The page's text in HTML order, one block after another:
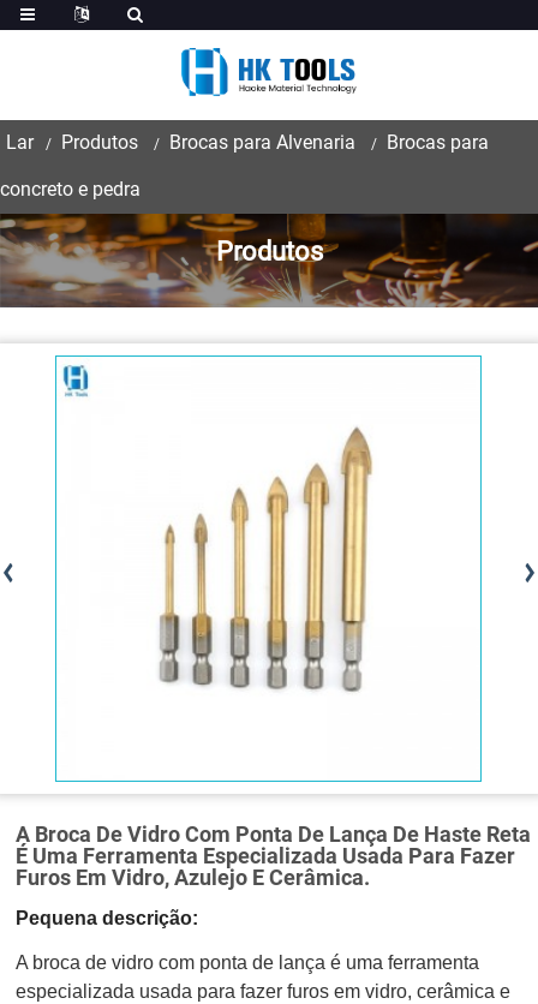
Lar Produtos Brocas para Alvenaria Brocas para
concreto e pedra
Produtos
A Broca De Vidro Com Ponta De Lança De Haste Reta
É Uma Ferramenta Especializada Usada Para Fazer
Furos Em Vidro, Azulejo E Cerâmica.
Pequena descrição:
A broca de vidro com ponta de lança é uma ferramenta
especializada usada para fazer furos em vidro, cerâmica e